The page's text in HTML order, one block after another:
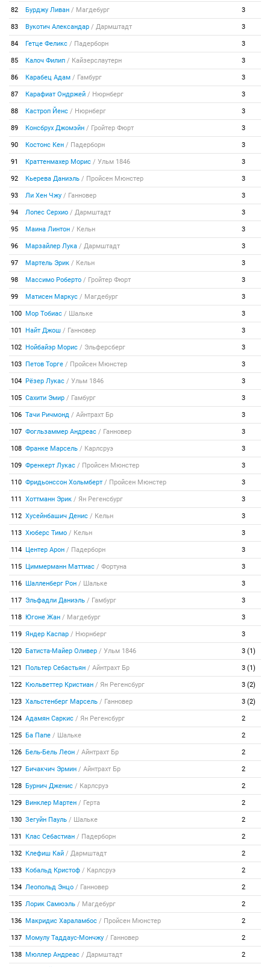
82 Бурджу Ливан / Магдебург 3
83 Вукотич Александар / Дармштадт 3
84 Гетце Феликс / Падерборн 3
85 Калоч Филип / Кайзерслаутерн 3
86 Карабец Адам / Гамбург 3
87 Карафиат Ондржей / Нюрнберг 3
88 Кастроп Йенс / Нюрнберг 3
89 Консбрух Джомэйн / Гройтер Фюрт 3
90 Костонс Кен / Падерборн 3
91 Краттенмахер Морис / Ульм 1846 3
92 Кьерева Даниэль / Пройсен Мюнстер 3
93 Ли Хен Чжу / Ганновер 3
94 Лопес Серхио / Дармштадт 3
95 Маина Линтон / Кельн 3
96 Марзайлер Лука / Дармштадт 3
97 Мартель Эрик / Кельн 3
98 Массимо Роберто / Гройтер Фюрт 3
99 Матисен Маркус / Магдебург 3
100 Мор Тобиас / Шальке 3
101 Найт Джош / Ганновер 3
102 Нойбайэр Морис / Эльферсберг 3
103 Петов Торге / Пройсен Мюнстер 3
104 Рёзер Лукас / Ульм 1846 3
105 Сахити Эмир / Гамбург 3
106 Тачи Ричмонд / Айнтрахт Бр 3
107 Фогльзаммер Андреас / Ганновер 3
108 Франке Марсель / Карлсруэ 3
109 Френкерт Лукас / Пройсен Мюнстер 3
110 Фридьонссон Хольмберт / Пройсен Мюнстер 3
111 Хоттманн Эрик / Ян Регенсбург 3
112 Хусейнбашич Денис / Кельн 3
113 Хюберс Тимо / Кельн 3
114 Центер Арон / Падерборн 3
115 Циммерманн Маттиас / Фортуна 3
116 Шалленберг Рон / Шальке 3
117 Эльфадли Даниэль / Гамбург 3
118 Югоне Жан / Магдебург 3
119 Яндер Каспар / Нюрнберг 3
120 Батиста-Майер Оливер / Ульм 1846 3 (1)
121 Польтер Себастьян / Айнтрахт Бр 3 (1)
122 Кюльветтер Кристиан / Ян Регенсбург 3 (2)
123 Хальстенберг Марсель / Ганновер 3 (2)
124 Адамян Саркис / Ян Регенсбург 2
125 Ба Папе / Шальке 2
126 Бель-Бель Леон / Айнтрахт Бр 2
127 Бичакчич Эрмин / Айнтрахт Бр 2
128 Бурнич Дженис / Карлсруэ 2
129 Винклер Мартен / Герта 2
130 Зегуйн Пауль / Шальке 2
131 Клас Себастиан / Падерборн 2
132 Клефиш Кай / Дармштадт 2
133 Кобальд Кристоф / Карлсруэ 2
134 Леопольд Энцо / Ганновер 2
135 Лорик Самюэль / Магдебург 2
136 Макридис Хараламбос / Пройсен Мюнстер 2
137 Момулу Таддаус-Мончжу / Ганновер 2
138 Мюллер Андреас / Дармштадт 2